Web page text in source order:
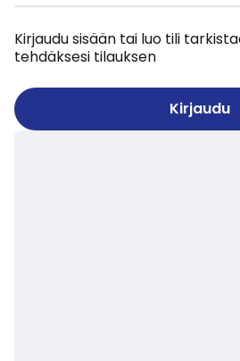
Kirjaudu sisään tai luo tili
tehdäksesi tilauksen
Kirjaudu